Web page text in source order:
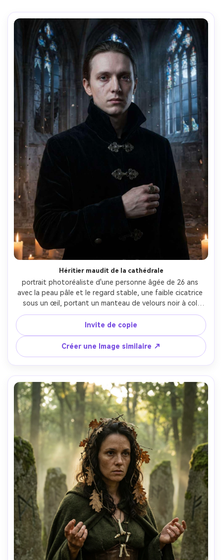
Héritier maudit de la cathédrale
portrait photoréaliste d'une personne âgée de 26 ans
avec la peau pâle et le regard stable, une faible cicatrice
sous un œil, portant un manteau de velours noir à col
haut avec des fermoirs en argent terné et une bague de
sceau, debout à l'intérieur d'une cathédrale gothique en
ruine avec des vitraux fissurés et des cendres dérivantes,
un éclairage clair-clair discret avec un clignotement de
bougie et une lumière froide du bord de lune, Sony A7IV,
85mm f/1.4, profondeur de champ peu profonde, cadre
serré 3/4, angle léger bas, humeur solennelle et hantée,
pores de peau naturels, ombres réalistes, qualité teal et
ambre cinématographique, ultra-détaillé, mise au point
nette-AR 4:5
Invite de copie
Créer une Image similaire ↗